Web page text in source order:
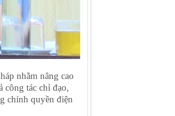
nhằm nâng cao
công tác chỉ đạo,
chính quyền điện